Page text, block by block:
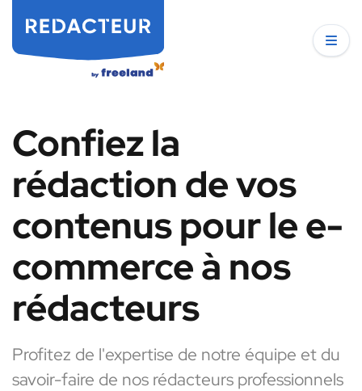
Confiez la
rédaction de vos
contenus pour le e-
commerce à nos
rédacteurs
Profitez de l'expertise de notre équipe et du
savoir-faire de nos rédacteurs professionnels